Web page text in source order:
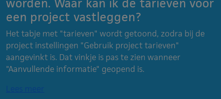
een project vastleggen?
Het tabje met "tarieven" wordt getoond, zodra bij de
project instellingen "Gebruik project tarieven"
aangevinkt is. Dat vinkje is pas te zien wanneer
"Aanvullende informatie" geopend is.
Lees meer